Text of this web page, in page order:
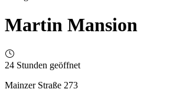
Martin Mansion
24 Stunden geöffnet
Mainzer Straße 273